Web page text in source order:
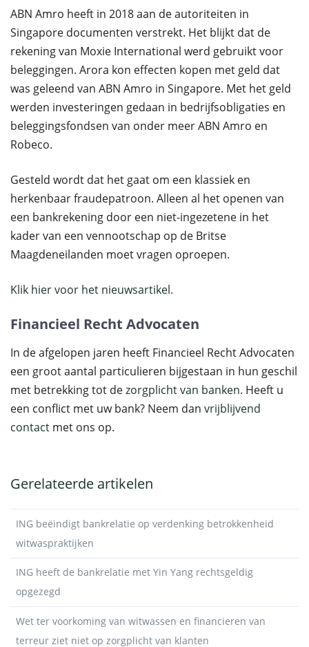
ABN Amro heeft in 2018 aan de autoriteiten in
Singapore documenten verstrekt. Het blijkt dat de
rekening van Moxie International werd gebruikt voor
beleggingen. Arora kon effecten kopen met geld dat
was geleend van ABN Amro in Singapore. Met het geld
werden investeringen gedaan in bedrijfsobligaties en
beleggingsfondsen van onder meer ABN Amro en
Robeco.
Gesteld wordt dat het gaat om een klassiek en
herkenbaar fraudepatroon. Alleen al het openen van
een bankrekening door een niet-ingezetene in het
kader van een vennootschap op de Britse
Maagdeneilanden moet vragen oproepen.
Klik hier voor het nieuwsartikel.
Financieel Recht Advocaten
In de afgelopen jaren heeft Financieel Recht Advocaten
een groot aantal particulieren bijgestaan in hun geschil
met betrekking tot dezorgplicht van banken. Heeft u
een conflict met uw bank? Neem dan vrijblijvend
contact met ons op.
Gerelateerde artikelen
ING beëindigt bankrelatie op verdenking betrokkenheid
witwaspraktijken
ING heeft de bankrelatie met Yin Yang rechtsgeldig
opgezegd
Wet ter voorkoming van witwassen en financieren van
terreur ziet niet op zorgplicht van klanten